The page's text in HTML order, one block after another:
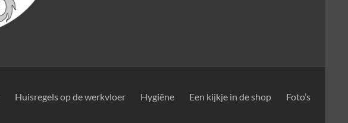
Huisregels op de werkvloer Hygiëne Een kijkje in de shop Foto’s